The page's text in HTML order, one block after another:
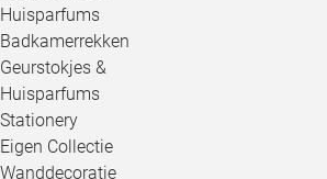
Huisparfums
Badkamerrekken
Geurstokjes &
Huisparfums
Stationery
Eigen Collectie
Wanddecoratie